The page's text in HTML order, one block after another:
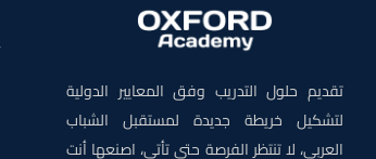
تقديم حلول التدريب وفق المعايير الدولية
لتشكيل خريطة جديدة لمستقبل الشباب
العربي، لا تنتظر الفرصة حتى تأتي، اصنعها أنت